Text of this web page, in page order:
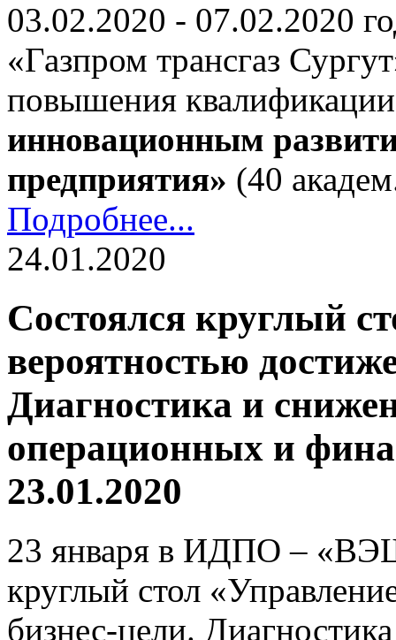
03.02.2020 - 07.02.2020
«Газпром трансгаз
повышения
инновационным
предприятия» (40
Подробнее...
24.01.2020
Состоялся круглый
вероятностью
Диагностика и
операционных и
23.01.2020
23 января в ИДПО –
круглый стол
бизнес-цели.